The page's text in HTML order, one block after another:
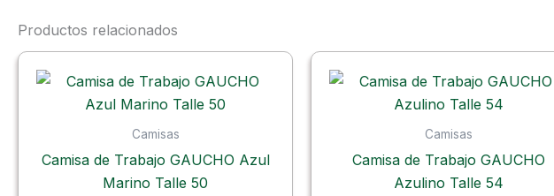
Productos relacionados
Camisas
Camisa de Trabajo GAUCHO Azul
Marino Talle 50
Camisas
Camisa de Trabajo GAUCHO
Azulino Talle 54